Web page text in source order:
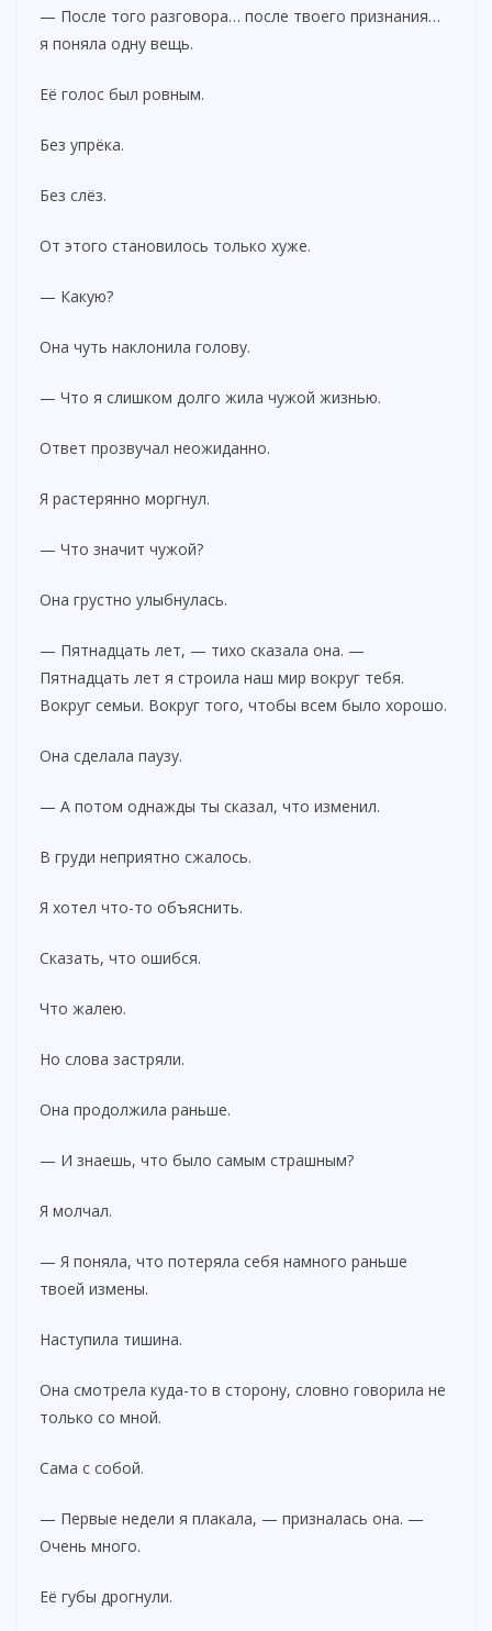
— После того разговора… после твоего признания…
я поняла одну вещь.
Её голос был ровным.
Без упрёка.
Без слёз.
От этого становилось только хуже.
— Какую?
Она чуть наклонила голову.
— Что я слишком долго жила чужой жизнью.
Ответ прозвучал неожиданно.
Я растерянно моргнул.
— Что значит чужой?
Она грустно улыбнулась.
— Пятнадцать лет, — тихо сказала она. —
Пятнадцать лет я строила наш мир вокруг тебя.
Вокруг семьи. Вокруг того, чтобы всем было хорошо.
Она сделала паузу.
— А потом однажды ты сказал, что изменил.
В груди неприятно сжалось.
Я хотел что-то объяснить.
Сказать, что ошибся.
Что жалею.
Но слова застряли.
Она продолжила раньше.
— И знаешь, что было самым страшным?
Я молчал.
— Я поняла, что потеряла себя намного раньше
твоей измены.
Наступила тишина.
Она смотрела куда-то в сторону, словно говорила не
только со мной.
Сама с собой.
— Первые недели я плакала, — призналась она. —
Очень много.
Её губы дрогнули.